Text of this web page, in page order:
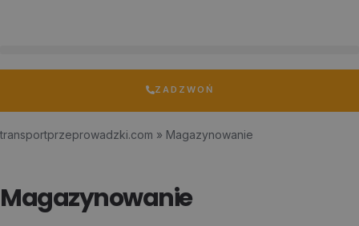
ZADZWOŃ
transportprzeprowadzki.com » Magazynowanie
Magazynowanie